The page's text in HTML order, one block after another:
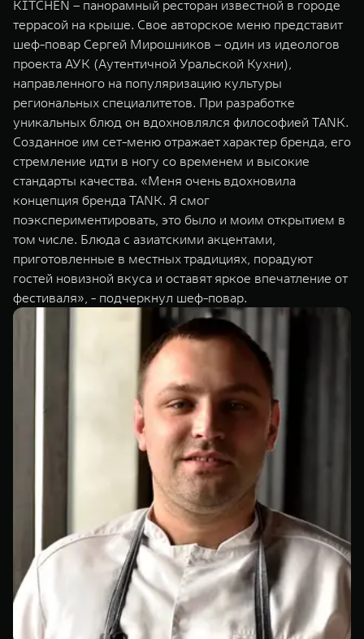
WEY 80
от 6 449 000 ₽
WEY 80
KITCHEN – панорамный ресторан известной в городе
террасой на крыше. Свое авторское меню представит
шеф-повар Сергей Мирошников – один из идеологов
проекта АУК (Аутентичной Уральской Кухни),
направленного на популяризацию культуры
региональных специалитетов. При разработке
уникальных блюд он вдохновлялся философией TANK.
Созданное им сет-меню отражает характер бренда, его
стремление идти в ногу со временем и высокие
стандарты качества. «Меня очень вдохновила
концепция бренда TANK. Я смог
поэкспериментировать, это было и моим открытием в
том числе. Блюда с азиатскими акцентами,
приготовленные в местных традициях, порадуют
гостей новизной вкуса и оставят яркое впечатление от
фестиваля», - подчеркнул шеф-повар.